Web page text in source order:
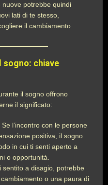
potrebbe quindi
lati di te stesso,
il cambiamento.
sogno: chiave
il sogno offrono
il significato:
Se l’incontro con le persone
positiva, il sogno
in cui ti senti aperto a
o opportunità.
sentito a disagio, potrebbe
o una paura di